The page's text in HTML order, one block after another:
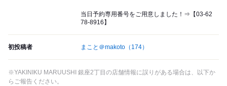
当日予約専用番号をご用意しました！⇒【03-62
78-8916】
初投稿者 まこと＠makoto （174）
※YAKINIKU MARUUSHI 銀座2丁目の店舗情報に誤りがある場合は、以下か
らご報告ください。